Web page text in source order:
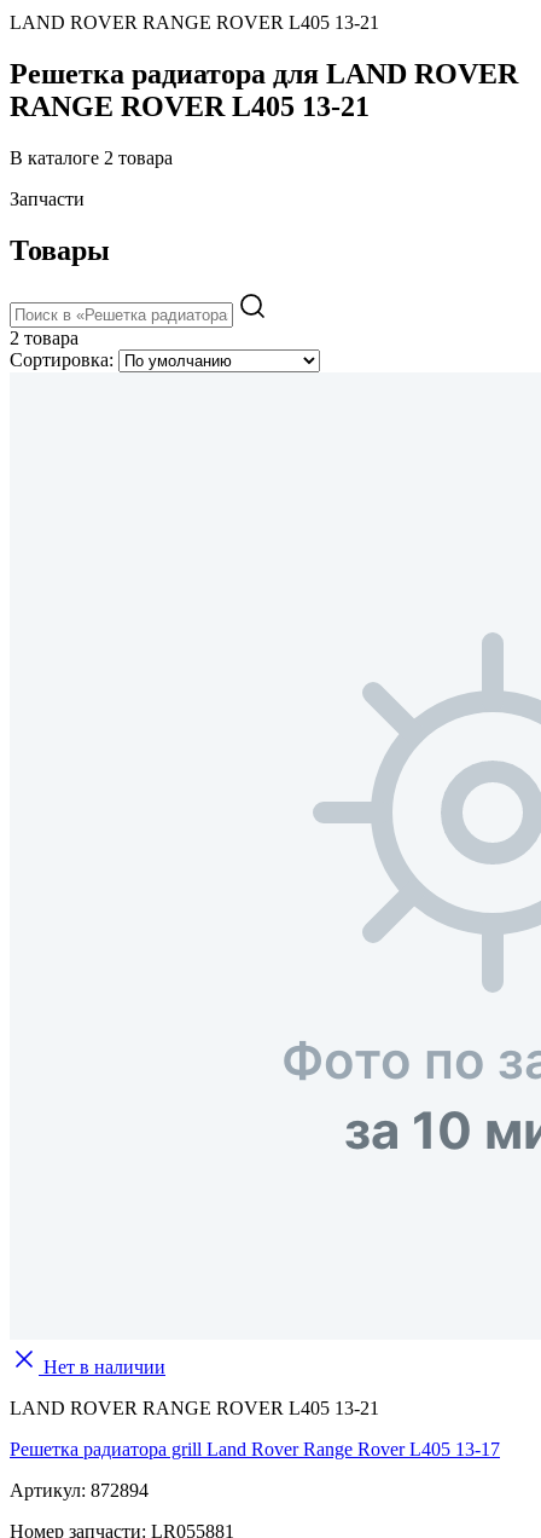
LAND ROVER RANGE ROVER L405 13-21
Решетка радиатора для LAND ROVER
RANGE ROVER L405 13-21
В каталоге 2 товара
Запчасти
Товары
2 товара
Сортировка:
Нет в наличии
LAND ROVER RANGE ROVER L405 13-21
Решетка радиатора grill Land Rover Range Rover L405 13-17
Артикул: 872894
Номер запчасти: LR055881